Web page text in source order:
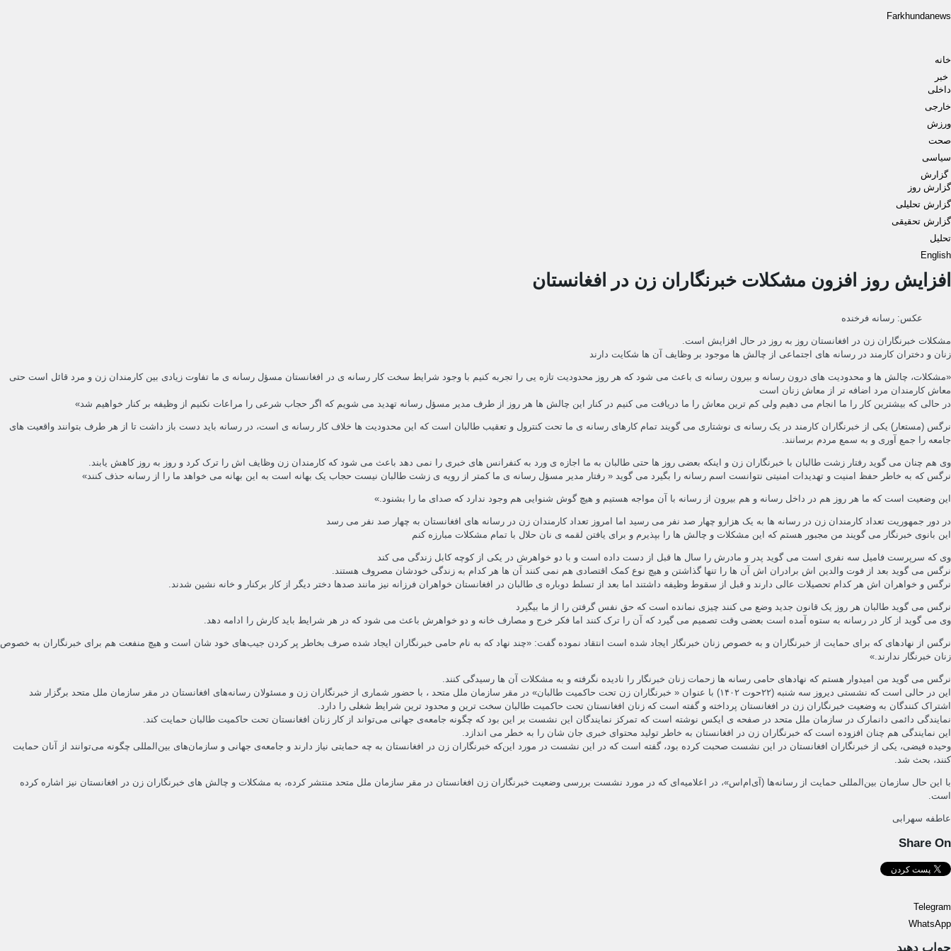
Farkhundanews
Menu
خانه
خبر
داخلی
خارجی
ورزش
صحت
سیاسی
گزارش
گزارش روز
گزارش تحلیلی
گزارش تحقیقی
تحلیل
English
افزایش روز افزون مشکلات خبرنگاران زن در افغانستان
عکس: رسانه فرخنده
مشکلات خبرنگاران زن در افغانستان روز به روز در حال افزایش است.
زنان و دختران کارمند در رسانه های اجتماعی از چالش ها موجود بر وظایف آن ها شکایت دارند
«مشکلات، چالش ها و محدودیت های درون رسانه و بیرون رسانه ی باعث می شود که هر روز محدودیت تازه یی را تجربه کنیم با وجود شرایط سخت کار رسانه ی در افغانستان مسؤل رسانه ی ما تفاوت زیادی بین کارمندان زن و مرد قائل است حتی
معاش کارمندان مرد اضافه تر از معاش زنان است
در حالی که بیشترین کار را ما انجام می دهیم ولی کم ترین معاش را ما دریافت می کنیم در کنار این چالش ها هر روز از طرف مدیر مسؤل رسانه تهدید می شویم که اگر حجاب شرعی را مراعات نکنیم از وظیفه بر کنار خواهیم شد»
نرگس (مستعار) یکی از خبرنگاران کارمند در یک رسانه ی نوشتاری می گویند تمام کارهای رسانه ی ما تحت کنترول و تعقیب طالبان است که این محدودیت ها خلاف کار رسانه ی است، در رسانه باید دست باز داشت تا از هر طرف بتوانند واقعیت های
جامعه را جمع آوری و به سمع مردم برسانند.
وی هم چنان می گوید رفتار زشت طالبان با خبرنگاران زن و اینکه بعضی روز ها حتی طالبان به ما اجازه ی ورد به کنفرانس های خبری را نمی دهد باعث می شود که کارمندان زن وظایف اش را ترک کرد و روز به روز کاهش یابند.
نرگس که به خاطر حفظ امنیت و تهدیدات امنیتی نتوانست اسم رسانه را بگیرد می گوید « رفتار مدیر مسؤل رسانه ی ما کمتر از رویه ی زشت طالبان نیست حجاب یک بهانه است به این بهانه می خواهد ما را از رسانه حذف کنند»
این وضعیت است که ما هر روز هم در داخل رسانه و هم بیرون از رسانه با آن مواجه هستیم و هیچ گوش شنوایی هم وجود ندارد که صدای ما را بشنود.»
در دور جمهوریت تعداد کارمندان زن در رسانه ها به یک هزارو چهار صد نفر می رسید اما امروز تعداد کارمندان زن در رسانه های افغانستان به چهار صد نفر می رسد
این بانوی خبرنگار می گویند من مجبور هستم که این مشکلات و چالش ها را بپذیرم و برای یافتن لقمه ی نان حلال با تمام مشکلات مبارزه کنم
وی که سرپرست فامیل سه نفری است می گوید پدر و مادرش را سال ها قبل از دست داده است و با دو خواهرش در یکی از کوچه کابل زندگی می کند
نرگس می گوید بعد از فوت والدین اش برادران اش آن ها را تنها گذاشتن و هیچ نوع کمک اقتصادی هم نمی کنند آن ها هر کدام به زندگی خودشان مصروف هستند.
نرگس و خواهران اش هر کدام تحصیلات عالی دارند و قبل از سقوط وظیفه داشتند اما بعد از تسلط دوباره ی طالبان در افغانستان خواهران فرزانه نیز مانند صدها دختر دیگر از کار برکنار و خانه نشین شدند.
نرگس می گوید طالبان هر روز یک قانون جدید وضع می کنند چیزی نمانده است که حق نفس گرفتن را از ما بیگیرد
وی می گوید از کار در رسانه به ستوه آمده است بعضی وقت تصمیم می گیرد که آن را ترک کنند اما فکر خرج و مصارف خانه و دو خواهرش باعث می شود که در هر شرایط باید کارش را ادامه دهد.
نرگس از نهادهای که برای حمایت از خبرنگاران و به خصوص زنان خبرنگار ایجاد شده است انتقاد نموده گفت: «چند نهاد که به نام حامی خبرنگاران ایجاد شده صرف بخاطر پر کردن جیب‌های خود شان است و هیچ منفعت هم برای خبرنگاران به خصوص
زنان خبرنگار ندارند.»
نرگس می گوید من امیدوار هستم که نهادهای حامی رسانه ها زحمات زنان خبرنگار را نادیده نگرفته و به مشکلات آن ها رسیدگی کنند.
این در حالی است که نشستی دیروز سه شنبه (۲۲حوت ۱۴۰۲) با عنوان « خبرنگاران زن تحت حاکمیت طالبان» در مقر سازمان ملل متحد ، با حضور شماری از خبرنگاران زن و مسئولان رسانه‌های افغا‌نستان در مقر سازمان ملل متحد برگزار شد
اشتراک کنندگان به وضعیت خبرنگاران زن در افغانستان پرداخته و گفته است که زنان افغانستان تحت حاکمیت طالبان سخت ترین و محدود ترین شرایط شغلی را دارد.
نمایندگی دائمی دانمارک در سازمان ملل متحد در صفحه ی ایکس نوشته است که تمرکز نمایندگان این نشست بر این بود که چگونه جامعه‌ی جهانی می‌تواند از کار زنان افغانستان تحت حاکمیت طالبان حمایت کند.
این نمایندگی هم چنان افزوده است که خبرنگاران زن در افغانستان به خاطر تولید محتوای خبری جان شان را به خطر می اندازد.
وحیده فیضی، یکی از خبرنگاران افغانستان در این نشست صحبت کرده بود، گفته است که در این نشست در مورد این‌که خبرنگاران زن در افغانستان به چه حمایتی نیاز دارند و جامعه‌ی جهانی و سازمان‌های بین‌المللی چگونه می‌توانند از آنان حمایت
کنند، بحث شد.
با این حال سازمان بین‌المللی حمایت از رسانه‌ها (آی‌ام‌اس»، در اعلامیه‌ای که در مورد نشست بررسی وضعیت خبرنگاران زن افغا‌نستان در مقر سازمان ملل متحد منتشر کرده، به مشکلات و چالش های خبرنگاران زن در افغانستان نیز اشاره کرده
است.
عاطفه سهرابی
Share On
Telegram
WhatsApp
جواب دهید